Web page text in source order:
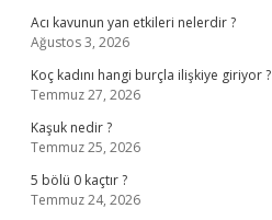
Acı kavunun yan etkileri nelerdir ?
Ağustos 3, 2026
Koç kadını hangi burçla ilişkiye giriyor ?
Temmuz 27, 2026
Kaşuk nedir ?
Temmuz 25, 2026
5 bölü 0 kaçtır ?
Temmuz 24, 2026